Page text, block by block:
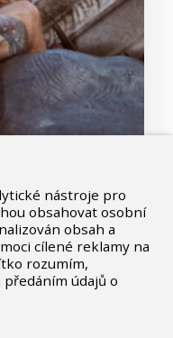
v jednom
balení – to jsou
S jejich
na novou
i vy!
nástroje pro
obsahovat osobní
obsah a
cílené reklamy na
rozumím,
údajů o